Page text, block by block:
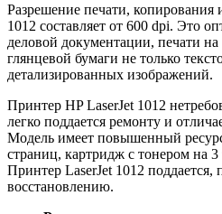
Разрешение печати, копирования
1012 составляет от 600 dpi. Это
деловой документации, печати на
глянцевой бумаги не только
детализированных изображений.
Принтер HP LaserJet 1012
легко поддается ремонту и
Модель имеет повышенный
страниц, картридж с тонером на
Принтер LaserJet 1012 поддается,
восстановлению.